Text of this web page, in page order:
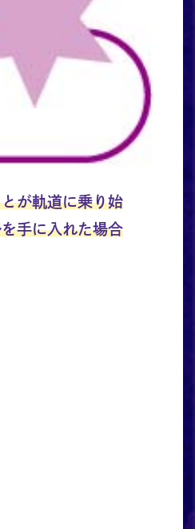
が軌道に乗り始
手に入れた場合